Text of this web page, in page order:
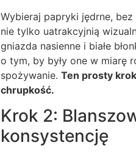
Wybieraj papryki jędrne,
nie tylko uatrakcyjnią
gniazda nasienne i białe
o tym, by były one w miarę
spożywanie. Ten prosty
chrupkość.
Krok 2:
konsystencję